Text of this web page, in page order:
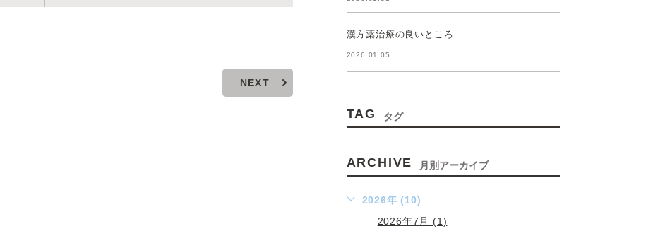
NEXT
漢方薬治療の良いところ
2026.01.05
TAG タグ
ARCHIVE 月別アーカイブ
2026年 (10)
2026年7月 (1)